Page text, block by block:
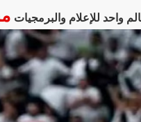
واحد للإعلام والبرمجيات